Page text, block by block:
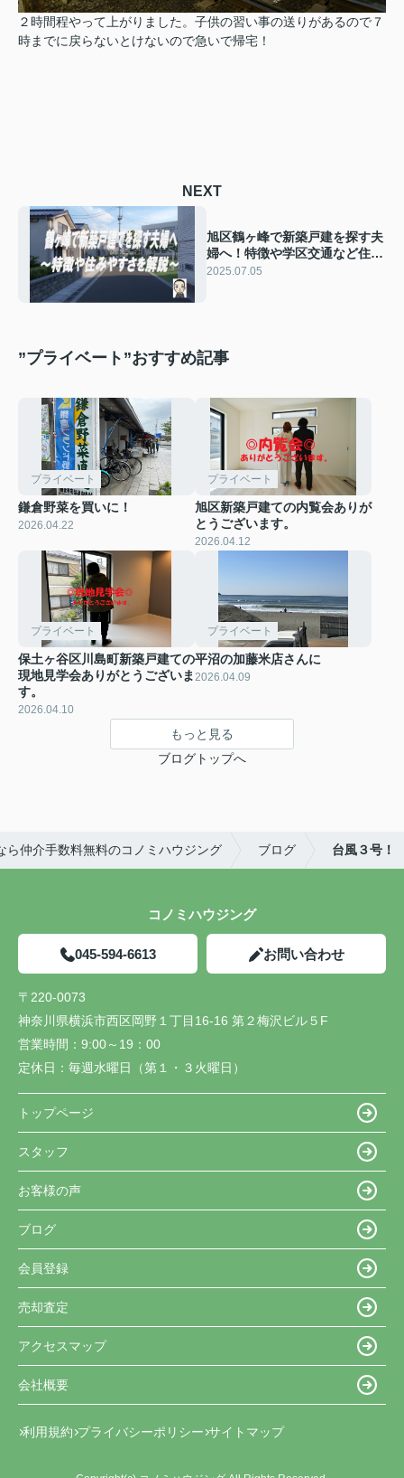
２時間程やって上がりました。子供の習い事の送りがあるので７
時までに戻らないとけないので急いで帰宅！
NEXT
旭区鶴ヶ峰で新築戸建を探す夫
婦へ！特徴や学区交通など住み
やすさを解説
2025.07.05
”プライベート”おすすめ記事
プライベート
鎌倉野菜を買いに！
2026.04.22
プライベート
旭区新築戸建ての内覧会ありが
とうございます。
2026.04.12
プライベート
保土ヶ谷区川島町新築戸建ての
現地見学会ありがとうございま
す。
2026.04.10
プライベート
平沼の加藤米店さんに
2026.04.09
もっと見る
ブログトップへ
仲介手数料無料のコノミハウジング ブログ 台風３号！
コノミハウジング
045-594-6613 お問い合わせ
〒220-0073
神奈川県横浜市西区岡野１丁目16-16 第２梅沢ビル５F
営業時間： 9:00～19：00
定休日： 毎週水曜日（第１・３火曜日）
トップページ
スタッフ
お客様の声
ブログ
会員登録
売却査定
アクセスマップ
会社概要
利用規約 プライバシーポリシー サイトマップ